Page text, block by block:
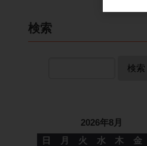
検索
検索
2026年8月
日
月 火 水 木 金